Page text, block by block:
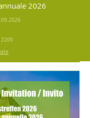
2026
2200